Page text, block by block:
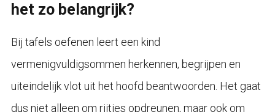
het zo belangrijk?
Bij tafels oefenen leert een kind
vermenigvuldigsommen herkennen, begrijpen en
uiteindelijk vlot uit het hoofd beantwoorden. Het gaat
dus niet alleen om rijtjes opdreunen, maar ook om